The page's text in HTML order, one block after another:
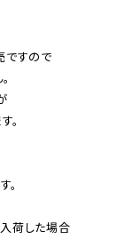
ですので
。
。
荷した場合